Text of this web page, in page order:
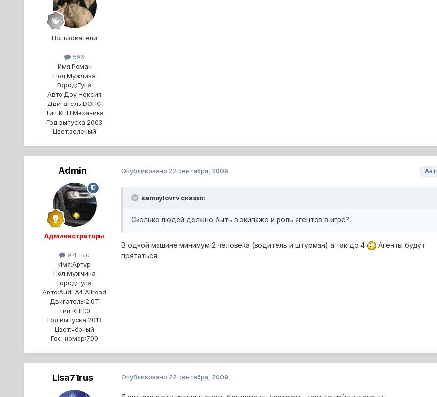
Пользователи
596
Имя:Роман
Пол:Мужчина
Город:Тула
Авто:Дэу Нексия
Двигатель:DOHC
Тип КПП:Механика
Год выпуска:2003
Цвет:зеленый
Admin
Администраторы
9.4 тыс
Имя:Артур
Пол:Мужчина
Город:Тула
Авто:Audi A4 Allroad
Двигатель:2.0T
Тип КПП:0
Год выпуска:2013
Цвет:чёрный
Гос. номер:700
Опубликовано 22 сентября, 2009
samoylovrv сказал:
Сколько людей должно быть в экипаже и роль агентов в игре?
В одной машине минимум 2 человека (водитель и штурман) а так до 4
Агенты будут
прятаться
Lisa71rus Опубликовано 22 сентября, 2009